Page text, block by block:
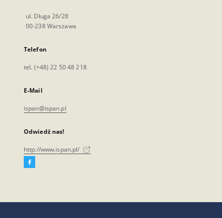
ul. Długa 26/28
00-238 Warszawa
Telefon
tel. (+48) 22 50 48 218
E-Mail
ispan@ispan.pl
Odwiedź nas!
http://www.ispan.pl/
Facebook
się